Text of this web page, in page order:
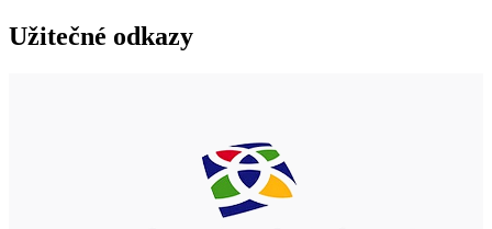
Užitečné odkazy